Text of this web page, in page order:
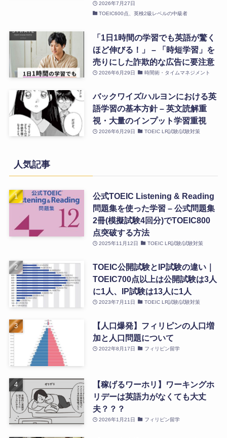
2026年7月27日
TOEIC600点、英検2級レベルの中級者
「1日1時間の学習でも英語が驚く
ほど伸びる！」 – 「時短学習」を
売りにした詐欺的な広告に要注意
2026年6月29日 時間術・タイムマネジメント
バックワイズ/ハルヨンにおける英
語学習の基本方針 – 英文読解重
視・大量のインプット学習重視
2026年6月29日 TOEIC LR試験/試験対策
人気記事
公式TOEIC Listening & Reading
問題集を使った学習 – 公式問題集
2冊(模擬試験4回分)でTOEIC800
点突破する方法
2025年11月12日 TOEIC LR試験/試験対策
TOEIC公開試験とIP試験の違い｜
TOEIC700点以上は公開試験は3人
に1人、IP試験は13人に1人
2023年7月11日 TOEIC LR試験/試験対策
【人口爆発】フィリピンの人口増
加と人口問題について
2022年8月17日 フィリピン留学
【稼げるワーホリ】ワーキングホ
リデーは英語力がなくても大丈
夫？？？
2026年1月21日 フィリピン留学